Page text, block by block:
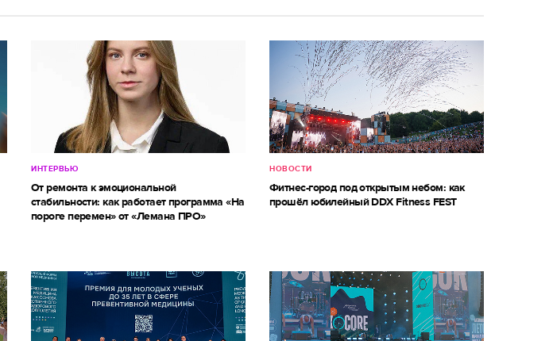
ИНТЕРВЬЮ
От ремонта к эмоциональной
стабильности: как работает программа «На
пороге перемен» от «Лемана ПРО»
НОВОСТИ
Фитнес-город под открытым небом: как
прошёл юбилейный DDX Fitness FEST